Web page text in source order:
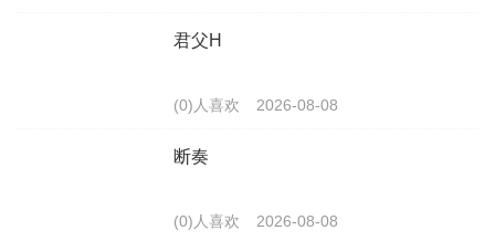
君父H
(0)人喜欢 2026-08-08
断奏
(0)人喜欢 2026-08-08